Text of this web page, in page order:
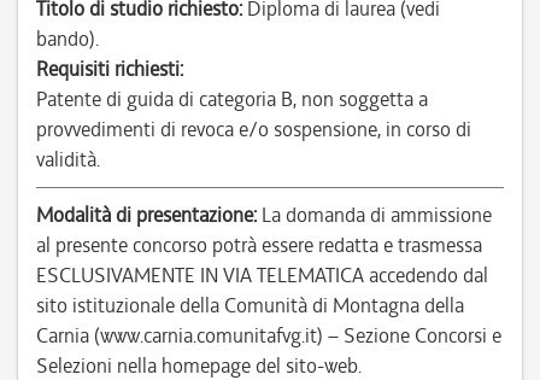
Titolo di studio richiesto: Diploma di laurea (vedi
bando).
Requisiti richiesti:
Patente di guida di categoria B, non soggetta a
provvedimenti di revoca e/o sospensione, in corso di
validità.
Modalità di presentazione: La domanda di ammissione
al presente concorso potrà essere redatta e trasmessa
ESCLUSIVAMENTE IN VIA TELEMATICA accedendo dal
sito istituzionale della Comunità di Montagna della
Carnia (www.carnia.comunitafvg.it) – Sezione Concorsi e
Selezioni nella homepage del sito-web.